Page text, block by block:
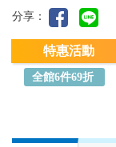
分享：
特惠活動
全館6件69折